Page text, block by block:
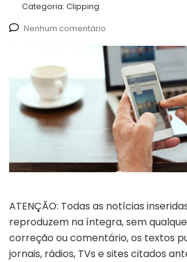
Categoria: Clipping
Nenhum comentário
ATENÇÃO: Todas as notícias
reproduzem na íntegra, sem
correção ou comentário, os textos
jornais, rádios, TVs e sites citados